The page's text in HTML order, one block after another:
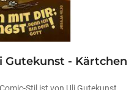
Gutekunst - Kärtchen